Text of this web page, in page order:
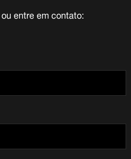
entre em contato: